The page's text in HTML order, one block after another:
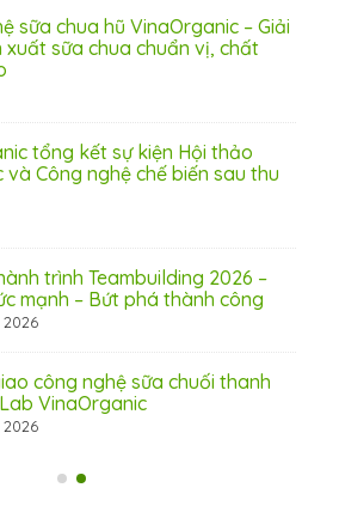
sữa chua hũ VinaOrganic – Giải
xuất sữa chua chuẩn vị, chất
tổng kết sự kiện Hội thảo
và Công nghệ chế biến sau thu
trình Teambuilding 2026 –
mạnh – Bứt phá thành công
2026
công nghệ sữa chuối thanh
VinaOrganic
2026